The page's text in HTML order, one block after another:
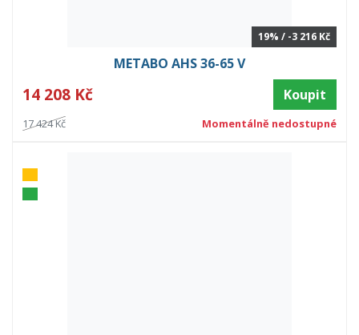
19% / -3 216 Kč
METABO AHS 36-65 V
14 208 Kč Koupit
17 424 Kč Momentálně nedostupné